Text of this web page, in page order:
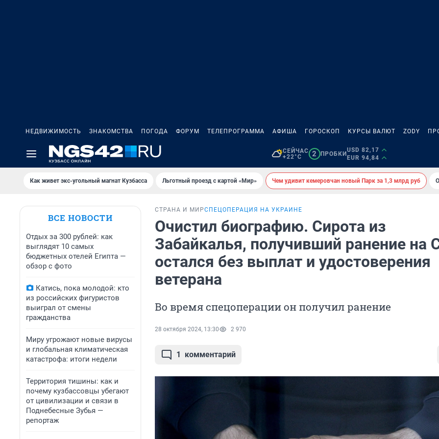
НЕДВИЖИМОСТЬ ЗНАКОМСТВА ПОГОДА ФОРУМ ТЕЛЕПРОГРАММА АФИША ГОРОСКОП КУРСЫ ВАЛЮТ ZODY
СЕЙЧАС
+22°C
2 ПРОБКИ
USD 82,17
EUR 94,84
Как живет экс-угольный магнат Кузбасса Льготный проезд с картой «Мир» Чем удивит кемеровчан новый Парк за 1,3 млрд руб
ВСЕ НОВОСТИ
Отдых за 300 рублей: как
выглядят 10 самых
бюджетных отелей Египта —
обзор с фото
Катись, пока молодой: кто
из российских фигуристов
выиграл от смены
гражданства
Миру угрожают новые вирусы
и глобальная климатическая
катастрофа: итоги недели
Территория тишины: как и
почему кузбассовцы убегают
от цивилизации и связи в
Поднебесные Зубья —
репортаж
СТРАНА И МИРСПЕЦОПЕРАЦИЯ НА УКРАИНЕ
Очистил биографию. Сирота из
Забайкалья, получивший ранение на
остался без выплат и удостоверения
ветерана
Во время спецоперации он получил ранение
28 октября 2024, 13:30 2 970
1 комментарий